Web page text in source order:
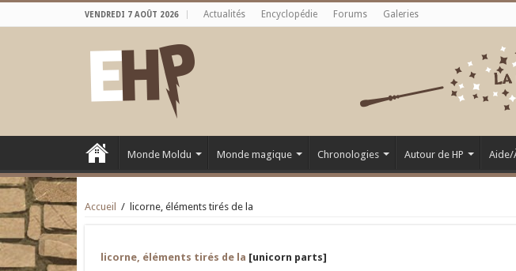
VENDREDI 7 AOÛT 2026 Actualités Encyclopédie Forums Galeries
Monde Moldu Monde magique Chronologies Autour de HP Aide/
Accueil / licorne, éléments tirés de la
licorne, éléments tirés de la [unicorn parts]